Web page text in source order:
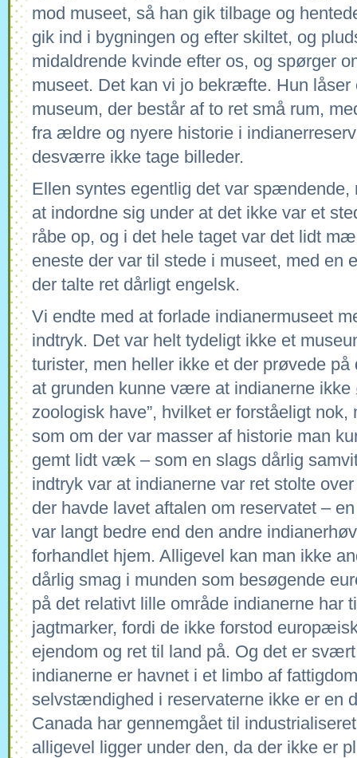
mod museet, så han gik tilbage og
gik ind i bygningen og efter skiltet, og
midaldrende kvinde efter os, og spørger
museet. Det kan vi jo bekræfte. Hun låser
museum, der består af to ret små rum,
fra ældre og nyere historie i
desværre ikke tage billeder.
Ellen syntes egentlig det var
at indordne sig under at det ikke var et
råbe op, og i det hele taget var det lidt
eneste der var til stede i museet, med en
der talte ret dårligt engelsk.
Vi endte med at forlade indianermuseet
indtryk. Det var helt tydeligt ikke et
turister, men heller ikke et der prøvede
at grunden kunne være at indianerne
zoologisk have”, hvilket er forståeligt
som om der var masser af historie man
gemt lidt væk – som en slags dårlig
indtryk var at indianerne var ret stolte
der havde lavet aftalen om reservatet –
var langt bedre end den andre
forhandlet hjem. Alligevel kan man ikke
dårlig smag i munden som besøgende
på det relativt lille område indianerne har
jagtmarker, fordi de ikke forstod
ejendom og ret til land på. Og det er
indianerne er havnet i et limbo af
selvstændighed i reservaterne ikke er en
Canada har gennemgået til
alligevel ligger under den, da der ikke er